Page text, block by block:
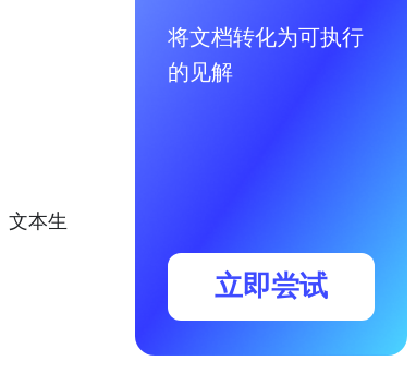
文本生
将文档转化为可执行
的见解
立即尝试